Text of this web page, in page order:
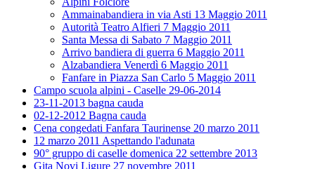
Ammainabandiera in via Asti 13 Maggio 2011
Autorità Teatro Alfieri 7 Maggio 2011
Santa Messa di Sabato 7 Maggio 2011
Arrivo bandiera di guerra 6 Maggio 2011
Alzabandiera Venerdì 6 Maggio 2011
Fanfare in Piazza San Carlo 5 Maggio 2011
Campo scuola alpini - Caselle 29-06-2014
23-11-2013 bagna cauda
02-12-2012 Bagna cauda
Cena congedati Fanfara Taurinense 20 marzo 2011
12 marzo 2011 Aspettando l'adunata
90° gruppo di caselle domenica 22 settembre 2013
Gita Novi Ligure 27 novembre 2011